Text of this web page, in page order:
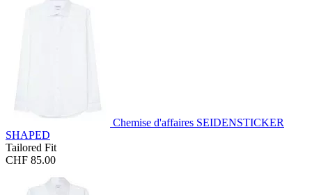
Chemise d'affaires SEIDENSTICKER
SHAPED
Tailored Fit
CHF 85.00